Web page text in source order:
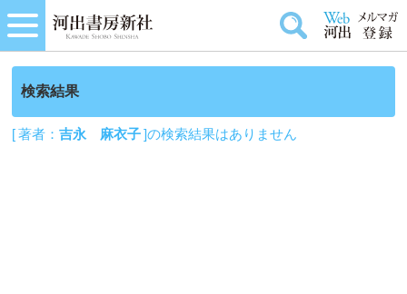
検索結果
[ 著者：吉永 麻衣子]の検索結果はありません